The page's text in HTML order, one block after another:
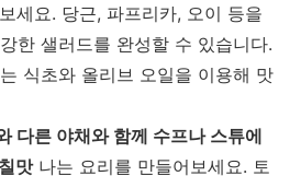
세요. 당근, 파프리카, 오이 등을
한 샐러드를 완성할 수 있습니다.
식초와 올리브 오일을 이용해 맛
다른 야채와 함께 수프나 스튜에
맛나는 요리를 만들어보세요. 토